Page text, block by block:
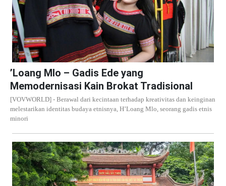
’Loang Mlo – Gadis Ede yang
Memodernisasi Kain Brokat Tradisional
[VOVWORLD] - Berawal dari kecintaan terhadap kreativitas dan keinginan
melestarikan identitas budaya etnisnya, H’Loang Mlo, seorang gadis etnis
minori